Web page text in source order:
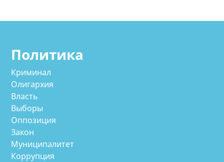
Политика
Криминал
Олигархия
Власть
Выборы
Оппозиция
Закон
Муниципалитет
Коррупция